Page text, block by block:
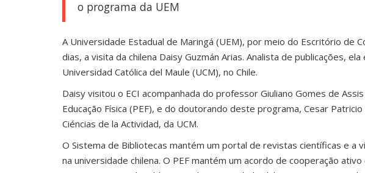
o programa da UEM
A Universidade Estadual de Maringá (UEM), por meio do Escritório de
dias, a visita da chilena Daisy Guzmán Arias. Analista de publicações,
Universidad Católica del Maule (UCM), no Chile.
Daisy visitou o ECI acompanhada do professor Giuliano Gomes de
Educação Física (PEF), e do doutorando deste programa, Cesar
Ciéncias de la Actividad, da UCM.
O Sistema de Bibliotecas mantém um portal de revistas científicas e a
na universidade chilena. O PEF mantém um acordo de cooperação